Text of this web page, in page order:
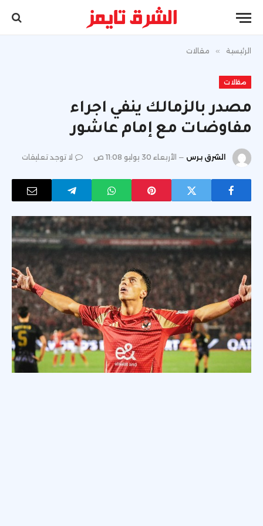
الرئيسية » مقالات
مقالات
مصدر بالزمالك ينفي اجراء
مفاوضات مع إمام عاشور
الشرق برس الأربعاء 30 يوليو 11:08 ص لا توجد تعليقات